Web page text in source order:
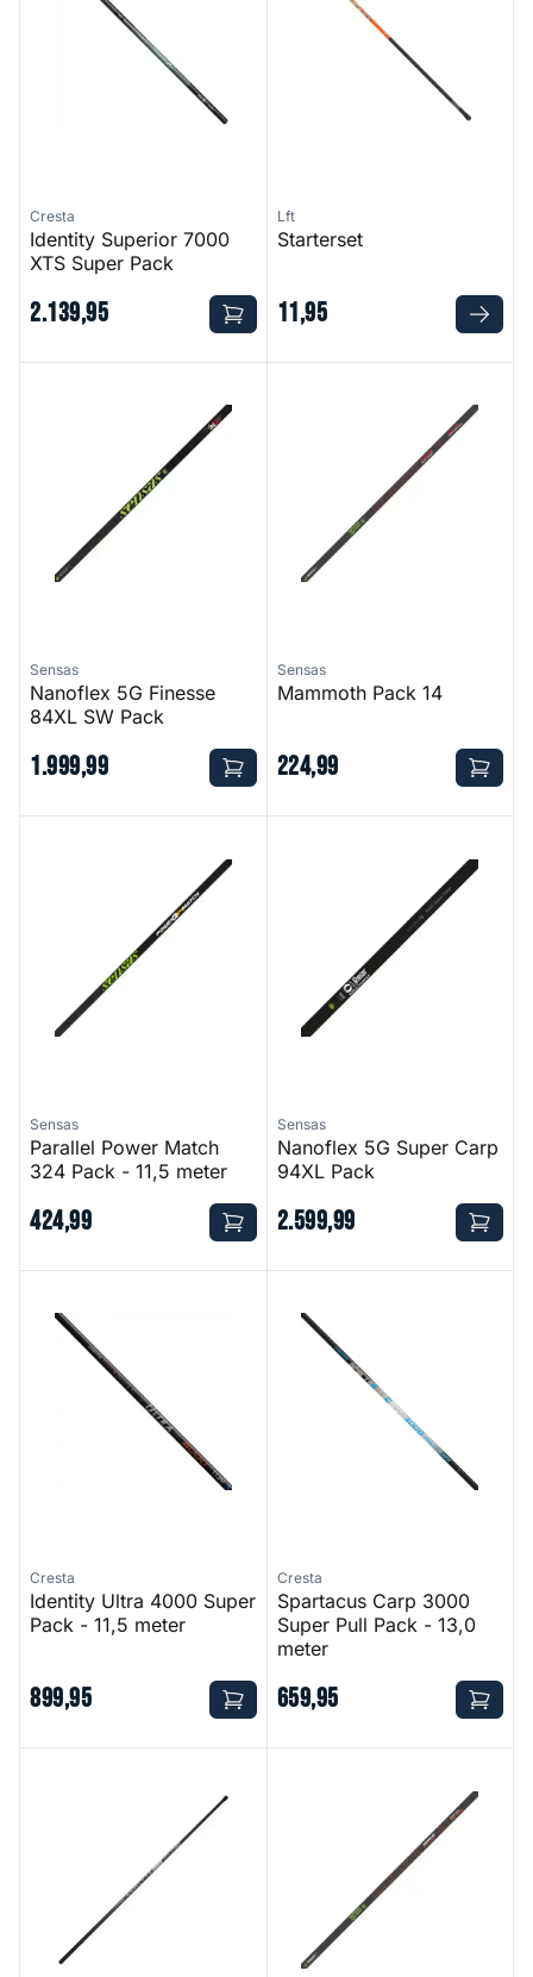
Cresta
Identity Superior 7000
XTS Super Pack
2.139,95
Lft
Starterset
11,95
Sensas
Nanoflex 5G Finesse
84XL SW Pack
1.999,99
Sensas
Mammoth Pack 14
224,99
Sensas
Parallel Power Match
324 Pack - 11,5 meter
424,99
Sensas
Nanoflex 5G Super Carp
94XL Pack
2.599,99
Cresta
Identity Ultra 4000 Super
Pack - 11,5 meter
899,95
Cresta
Spartacus Carp 3000
Super Pull Pack - 13,0
meter
659,95